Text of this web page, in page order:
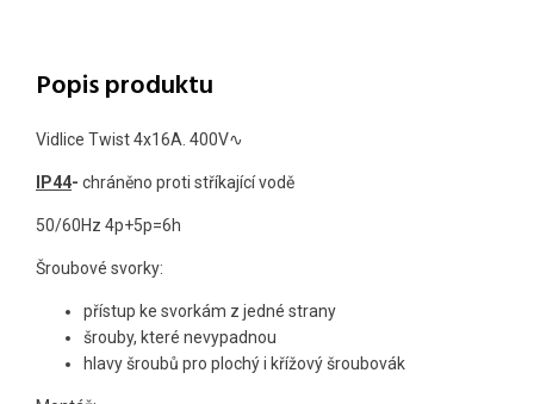
Popis produktu
Vidlice Twist 4x16A. 400V∿
IP44- chráněno proti stříkající vodě
50/60Hz 4p+5p=6h
Šroubové svorky:
přístup ke svorkám z jedné strany
šrouby, které nevypadnou
hlavy šroubů pro plochý i křížový šroubovák